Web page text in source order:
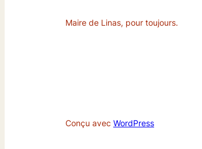
Maire de Linas, pour toujours.
Conçu avec WordPress